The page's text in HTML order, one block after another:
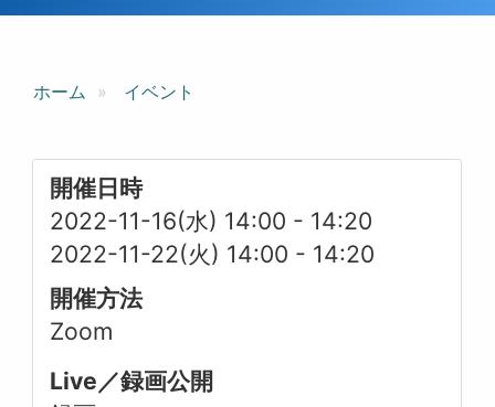
ホーム イベント
開催日時
2022-11-16(水) 14:00 - 14:20
2022-11-22(火) 14:00 - 14:20
開催方法
Zoom
Live／録画公開